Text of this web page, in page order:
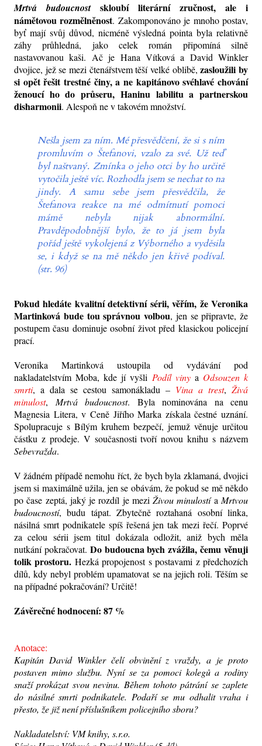
Mrtvá budoucnostskloubí literární zručnost, ale i
námětovou rozmělněnost. Zakomponováno je mnoho postav,
byť mají svůj důvod, nicméně výsledná pointa byla relativně
záhy průhledná, jako celek román připomíná silně
nastavovanou kaši. Ač je Hana Vítková a David Winkler
dvojice, jež se mezi čtenářstvem těší velké oblibě,zasloužili by
si opět řešit trestné činy, a ne kapitánovo svéhlavé chování
ženoucí ho do průseru, Haninu labilitu a partnerskou
disharmonii. Alespoň ne v takovém množství.
Nešla jsem za ním. Mé přesvědčení, že si s ním
promluvím o Štefanovi, vzalo za své. Už teď
byl naštvaný. Zmínka o jeho otci by ho určitě
vytočila ještě víc. Rozhodla jsem se nechat to na
jindy. A samu sebe jsem přesvědčila, že
Štefanova reakce na mé odmítnutí pomoci
mámě nebyla nijak abnormální.
Pravděpodobnější bylo, že to já jsem byla
pořád ještě vykolejená z Výborného a vyděsila
se, i když se na mě někdo jen křivě podíval.
(str. 96)
Pokud hledáte kvalitní detektivní sérii, věřím, že Veronika
Martinková bude tou správnou volbou, jen se připravte, že
postupem času dominuje osobní život před klasickou policejní
prací.
Veronika Martinková ustoupila od vydávání pod
nakladatelstvím Moba, kde jí vyšli Podíl vinya Odsouzen k
smrti, a dala se cestou samonákladu – Vina a trest, Živá
minulost, Mrtvá budoucnost. Byla nominována na cenu
Magnesia Litera, v Ceně Jiřího Marka získala čestné uznání.
Spolupracuje s Bílým kruhem bezpečí, jemuž věnuje určitou
částku z prodeje. V současnosti tvoří novou knihu s názvem
Sebevražda.
V žádném případě nemohu říct, že bych byla zklamaná, dvojici
jsem si maximálně užila, jen se obávám, že pokud se mě někdo
po čase zeptá, jaký je rozdíl je meziŽivou minulostía Mrtvou
budoucností, budu tápat. Zbytečně roztahaná osobní linka,
násilná smrt podnikatele spíš řešená jen tak mezi řečí. Poprvé
za celou sérii jsem titul dokázala odložit, aniž bych měla
nutkání pokračovat. Do budoucna bych zvážila, čemu věnuji
tolik prostoru. Hezká propojenost s postavami z předchozích
dílů, kdy nebyl problém upamatovat se na jejich roli. Těším se
na případné pokračování? Určitě!
Závěrečné hodnocení: 87 %
Anotace:
Kapitán David Winkler čelí obvinění z vraždy, a je proto
postaven mimo službu. Nyní se za pomoci kolegů a rodiny
snaží prokázat svou nevinu. Během tohoto pátrání se zaplete
do násilné smrti podnikatele. Podaří se mu odhalit vraha i
přesto, že již není příslušníkem policejního sboru?
Nakladatelství: VM knihy, s.r.o.